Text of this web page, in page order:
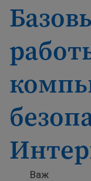
Важ